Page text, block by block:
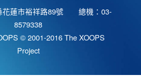
花蓮市裕祥路89號 總機：03-
8579338
© 2001-2016The XOOPS
Project